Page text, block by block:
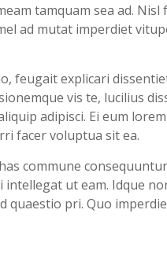
tamquam sea ad.
ad mutat imperdiet
feugait explicari
vis te, lucilius
adipisci. Ei eum
facer voluptua sit ea.
commune
intellegat ut eam. Idque
quaestio pri. Quo